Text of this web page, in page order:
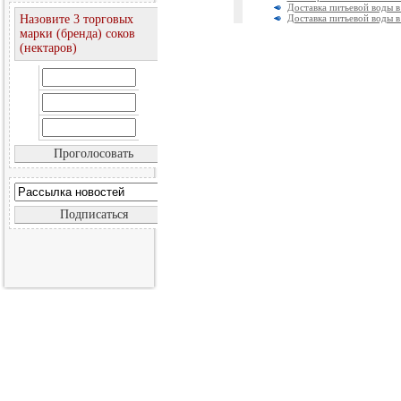
Доставка питьевой воды
Доставка питьевой воды
Назовите 3 торговых
марки (бренда) соков
(нектаров)